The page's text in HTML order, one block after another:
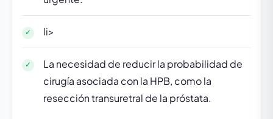
li>
La necesidad de reducir la probabilidad de
cirugía asociada con la HPB, como la
resección transuretral de la próstata.